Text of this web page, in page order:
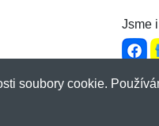
Jsme
soubory cookie.